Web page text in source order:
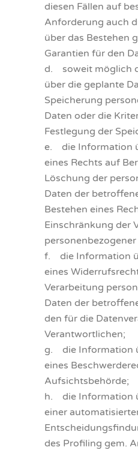
diesen Fällen auf
Anforderung auch
über das Bestehen
Garantien für den
d. soweit möglich
über die geplante
Speicherung
Daten oder die
Festlegung der
e. die Information
eines Rechts auf
Löschung der
Daten der
Bestehen eines
Einschränkung der
personenbezogener
f. die Information
eines
Verarbeitung
Daten der
den für die
Verantwortlichen;
g. die Information
eines
Aufsichtsbehörde;
h. die Information
einer
des Profiling gem.